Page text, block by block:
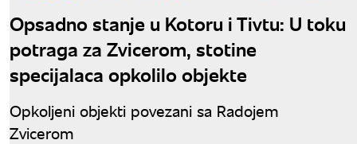
Opsadno stanje u Kotoru i Tivtu: U toku
potraga za Zvicerom, stotine
specijalaca opkolilo objekte
Opkoljeni objekti povezani sa Radojem
Zvicerom